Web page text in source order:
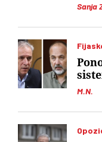
Sanja
M.N.